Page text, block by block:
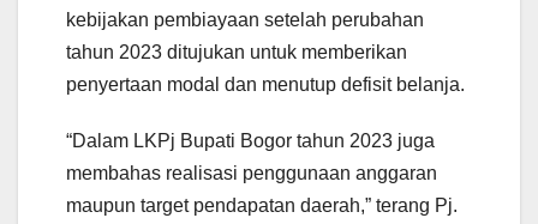
kebijakan pembiayaan setelah perubahan
tahun 2023 ditujukan untuk memberikan
penyertaan modal dan menutup defisit belanja.
“Dalam LKPj Bupati Bogor tahun 2023 juga
membahas realisasi penggunaan anggaran
maupun target pendapatan daerah,” terang Pj.